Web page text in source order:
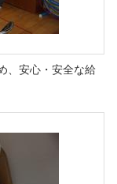
、安心・安全な給